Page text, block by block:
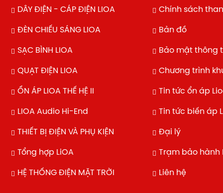
DÂY ĐIỆN - CÁP ĐIỆN LIOA
ĐÈN CHIẾU SÁNG LIOA
SẠC BÌNH LIOA
QUẠT ĐIỆN LIOA
ỔN ÁP LIOA THẾ HỆ II
LIOA Audio Hi-End
THIẾT BỊ ĐIỆN VÀ PHỤ KIỆN
Tổng hợp LiOA
HỆ THỐNG ĐIỆN MẶT TRỜI
Chính sách
Bản đồ
Bảo mật thông
Chương trình
Tin tức ổn áp
Tin tức biến áp
Đại lý
Trạm bảo hành
Liên hệ